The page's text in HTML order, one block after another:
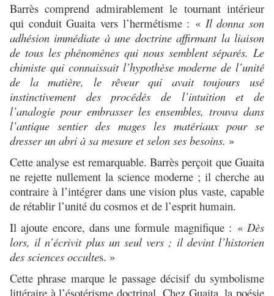
Barrès comprend admirablement le tournant intérieur
qui conduit Guaita vers l’hermétisme : « Il donna son
adhésion immédiate à une doctrine affirmant la liaison
de tous les phénomènes qui nous semblent séparés. Le
chimiste qui connaissait l’hypothèse moderne de l’unité
de la matière, le rêveur qui avait toujours usé
instinctivement des procédés de l’intuition et de
l’analogie pour embrasser les ensembles, trouva dans
l’antique sentier des mages les matériaux pour se
dresser un abri à sa mesure et selon ses besoins. »
Cette analyse est remarquable. Barrès perçoit que Guaita
ne rejette nullement la science moderne ; il cherche au
contraire à l’intégrer dans une vision plus vaste, capable
de rétablir l’unité du cosmos et de l’esprit humain.
Il ajoute encore, dans une formule magnifique : «Dès
lors, il n’écrivit plus un seul vers ; il devint l’historien
des sciences occultes. »
Cette phrase marque le passage décisif du symbolisme
littéraire à l’ésotérisme doctrinal. Chez Guaita, la poésie